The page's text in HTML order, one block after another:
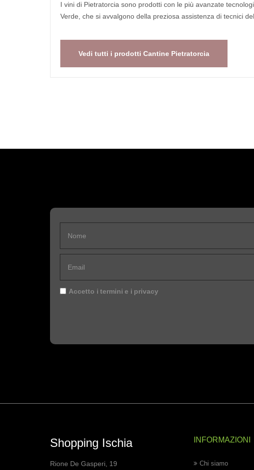
I vini di Pietratorcia sono prodotti con le più avanzate
Verde, che si avvalgono della preziosa assistenza di tecnici
Vedi tutti i prodotti Cantine Pietratorcia
Accetto i termini e i privacy
Shopping Ischia
Rione De Gasperi, 19
INFORMAZIONI
Chi siamo